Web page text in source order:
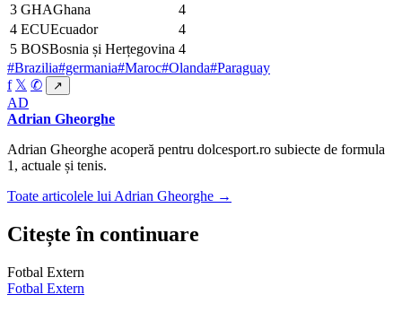
3 GHAGhana
4
4 ECUEcuador
4
5 BOSBosnia și Herțegovina 4
#Brazilia#germania#Maroc#Olanda#Paraguay
f 𝕏 ✆ ↗
AD
Adrian Gheorghe
Adrian Gheorghe acoperă pentru dolcesport.ro subiecte de formula
1, actuale și tenis.
Toate articolele lui Adrian Gheorghe →
Citește în continuare
Fotbal Extern
Fotbal Extern